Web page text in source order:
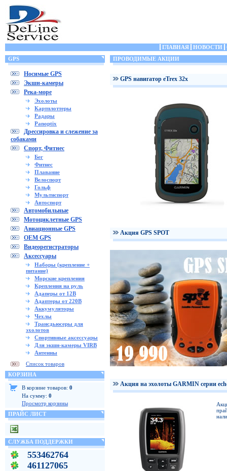
ГЛАВНАЯ НОВОСТИ
GPS
Носимые GPS
Экшн-камеры
Река-море
Эхолоты
Картплоттеры
Радары
Panoptix
Дрессировка и слежение за
собаками
Спорт, Фитнес
Бег
Фитнес
Плавание
Велоспорт
Гольф
Мультиспорт
Автоспорт
Автомобильные
Мотоциклетные GPS
Авиационные GPS
OEM GPS
Видеорегистраторы
Аксессуары
Наборы (крепление +
питание)
Морские крепления
Крепления на руль
Адаперы от 12В
Адаптеры от 220В
Аккумуляторы
Чехлы
Трансдьюсеры для
эхолотов
Спортивные аксессуары
Для экшн-камеры VIRB
Антенны
Список товаров
КОРЗИНА
В корзине товаров: 0
На сумму: 0
Просмотр корзины
ПРАЙС ЛИСТ
СЛУЖБА ПОДДЕРЖКИ
553462764
461127065
ПРОВОДИМЫЕ АКЦИИ
GPS навигатор eTrex 32x
Акция GPS SPOT
Акция на эхолоты GARMIN серии